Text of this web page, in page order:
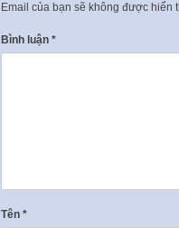
Email của bạn sẽ không được hiển
Bình luận *
Tên *